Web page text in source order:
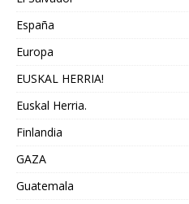
España
Europa
EUSKAL HERRIA!
Euskal Herria.
Finlandia
GAZA
Guatemala